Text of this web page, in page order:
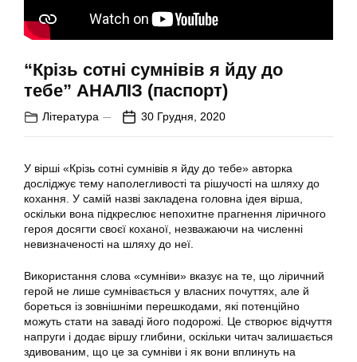
“Крізь сотні сумнівів я йду до
тебе” АНАЛІЗ (паспорт)
Література 30 Грудня, 2020
У вірші «Крізь сотні сумнівів я йду до тебе» авторка
досліджує тему наполегливості та рішучості на шляху до
кохання. У самій назві закладена головна ідея вірша,
оскільки вона підкреслює непохитне прагнення ліричного
героя досягти своєї коханої, незважаючи на численні
невизначеності на шляху до неї.
Використання слова «сумніви» вказує на те, що ліричний
герой не лише сумнівається у власних почуттях, але й
бореться із зовнішніми перешкодами, які потенційно
можуть стати на заваді його подорожі. Це створює відчуття
напруги і додає віршу глибини, оскільки читач залишається
здивованим, що це за сумніви і як вони вплинуть на